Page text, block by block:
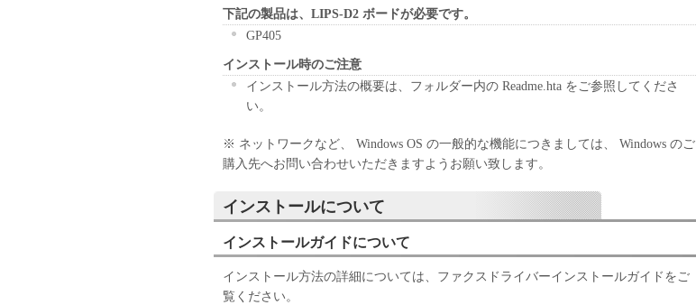
に、「本ソフトウェア」の全部または一部を、直接または間接に輸出してはなり
ません。
キヤノン、キヤノンの子会社、関係会社、それらの販売代理店および販売店、並
びにキヤノンのライセンサーは、お客様による「本ソフトウェア」の使用を支援
すること、および「本ソフトウェア」に対してアップデート、バグの修正あるい
７．保証の否認・免責
(1) 「本ソフトウェア」は、『現状のまま』の状態で使用許諾されます。キヤノ
ン、キヤノンのライセンサー、キヤノンの子会社、キヤノンの関連会社、それら
の販売代理店または販売店のいずれも、「本ソフトウェア」に関して、商品性お
とを問わず一切しないものとします。
(2) キヤノン、キヤノンのライセンサー、キヤノンの子会社、キヤノンの関連会
社、それらの販売代理店または販売店のいずれも、「本ソフトウェア」の使用ま
下記の製品は、LIPS-D2 ボードが必要です。
GP405
インストール時のご注意
インストール方法の概要は、フォルダー内の Readme.hta をご参照してくださ
い。
※ ネットワークなど、 Windows OS の一般的な機能につきましては、 Windows のご
購入先へお問い合わせいただきますようお願い致します。
インストールについて
インストールガイドについて
インストール方法の詳細については、ファクスドライバーインストールガイドをご
覧ください。